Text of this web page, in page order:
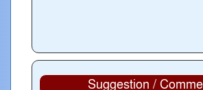
Suggestion /